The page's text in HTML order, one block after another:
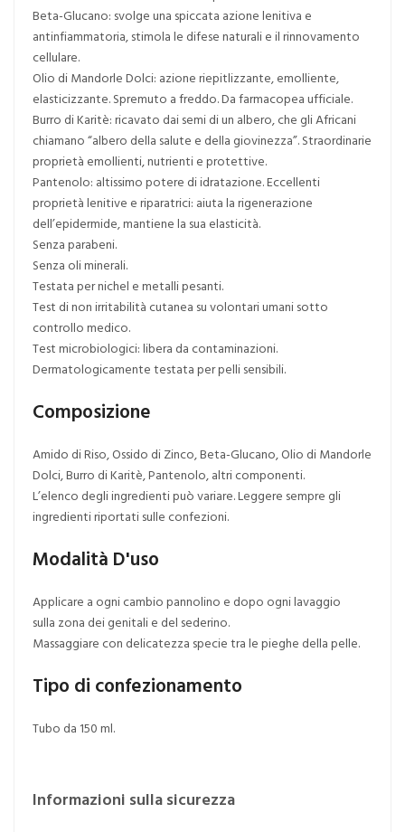
Beta-Glucano: svolge una spiccata azione lenitiva e
antinfiammatoria, stimola le difese naturali e il rinnovamento
cellulare.
Olio di Mandorle Dolci: azione riepitlizzante, emolliente,
elasticizzante. Spremuto a freddo. Da farmacopea ufficiale.
Burro di Karitè: ricavato dai semi di un albero, che gli Africani
chiamano “albero della salute e della giovinezza”. Straordinarie
proprietà emollienti, nutrienti e protettive.
Pantenolo: altissimo potere di idratazione. Eccellenti
proprietà lenitive e riparatrici: aiuta la rigenerazione
dell’epidermide, mantiene la sua elasticità.
Senza parabeni.
Senza oli minerali.
Testata per nichel e metalli pesanti.
Test di non irritabilità cutanea su volontari umani sotto
controllo medico.
Test microbiologici: libera da contaminazioni.
Dermatologicamente testata per pelli sensibili.
Composizione
Amido di Riso, Ossido di Zinco, Beta-Glucano, Olio di Mandorle
Dolci, Burro di Karitè, Pantenolo, altri componenti.
L’elenco degli ingredienti può variare. Leggere sempre gli
ingredienti riportati sulle confezioni.
Modalità D'uso
Applicare a ogni cambio pannolino e dopo ogni lavaggio
sulla zona dei genitali e del sederino.
Massaggiare con delicatezza specie tra le pieghe della pelle.
Tipo di confezionamento
Tubo da 150 ml.
Informazioni sulla sicurezza